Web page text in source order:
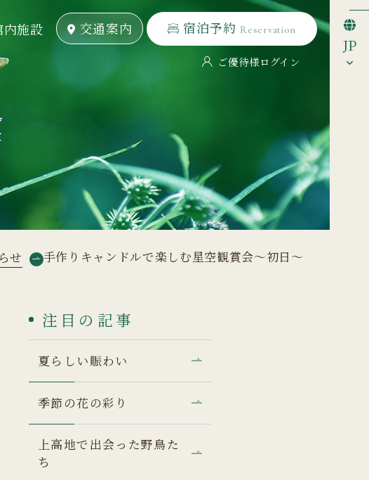
内施設 交通案内 宿泊予約 Reservation
ご優待様ログイン
内施設 交通案内 宿泊予約 Reservation
JP
せ 手作りキャンドルで楽しむ星空観賞会～初日～
注目の記事
夏らしい賑わい
季節の花の彩り
上高地で出会った野鳥た
ち